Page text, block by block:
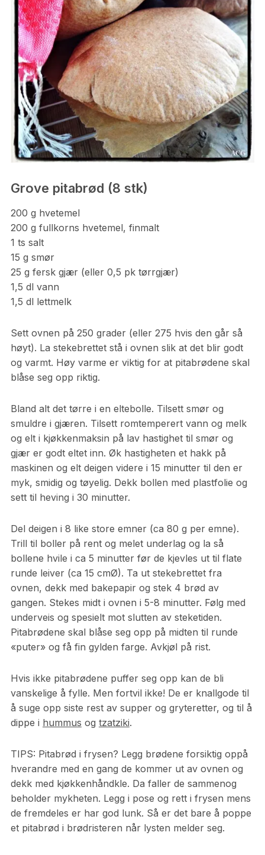
Grove pitabrød (8 stk)
200 g hvetemel
200 g fullkorns hvetemel, finmalt
1 ts salt
15 g smør
25 g fersk gjær (eller 0,5 pk tørrgjær)
1,5 dl vann
1,5 dl lettmelk
Sett ovnen på 250 grader (eller 275 hvis den går så
høyt). La stekebrettet stå i ovnen slik at det blir godt
og varmt. Høy varme er viktig for at pitabrødene skal
blåse seg opp riktig.
Bland alt det tørre i en eltebolle. Tilsett smør og
smuldre i gjæren. Tilsett romtemperert vann og melk
og elt i kjøkkenmaksin på lav hastighet til smør og
gjær er godt eltet inn. Øk hastigheten et hakk på
maskinen og elt deigen videre i 15 minutter til den er
myk, smidig og tøyelig. Dekk bollen med plastfolie og
sett til heving i 30 minutter.
Del deigen i 8 like store emner (ca 80 g per emne).
Trill til boller på rent og melet underlag og la så
bollene hvile i ca 5 minutter før de kjevles ut til flate
runde leiver (ca 15 cmØ). Ta ut stekebrettet fra
ovnen, dekk med bakepapir og stek 4 brød av
gangen. Stekes midt i ovnen i 5-8 minutter. Følg med
underveis og spesielt mot slutten av steketiden.
Pitabrødene skal blåse seg opp på midten til runde
«puter» og få fin gylden farge. Avkjøl på rist.
Hvis ikke pitabrødene puffer seg opp kan de bli
vanskelige å fylle. Men fortvil ikke! De er knallgode til
å suge opp siste rest av supper og gryteretter, og til å
dippe i hummus og tzatziki.
TIPS: Pitabrød i frysen? Legg brødene forsiktig oppå
hverandre med en gang de kommer ut av ovnen og
dekk med kjøkkenhåndkle. Da faller de sammenog
beholder mykheten. Legg i pose og rett i frysen mens
de fremdeles er har god lunk. Så er det bare å poppe
et pitabrød i brødristeren når lysten melder seg.